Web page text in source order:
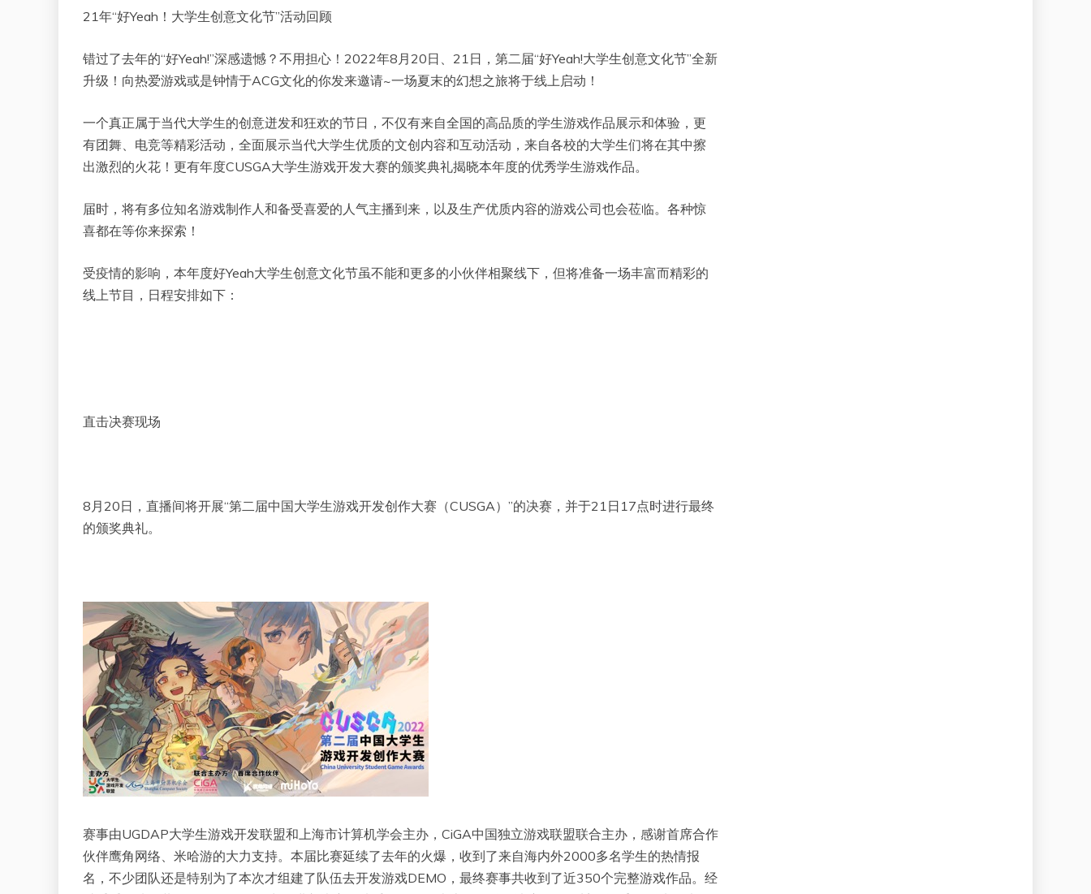
21年“好Yeah！大学生创意文化节”活动回顾
错过了去年的“好Yeah!”深感遗憾？不用担心！2022年8月20日、21日，第二届“好Yeah!大学生创意文化节”全新
升级！向热爱游戏或是钟情于ACG文化的你发来邀请~一场夏末的幻想之旅将于线上启动！
一个真正属于当代大学生的创意迸发和狂欢的节日，不仅有来自全国的高品质的学生游戏作品展示和体验，更
有团舞、电竞等精彩活动，全面展示当代大学生优质的文创内容和互动活动，来自各校的大学生们将在其中擦
出激烈的火花！更有年度CUSGA大学生游戏开发大赛的颁奖典礼揭晓本年度的优秀学生游戏作品。
届时，将有多位知名游戏制作人和备受喜爱的人气主播到来，以及生产优质内容的游戏公司也会莅临。各种惊
喜都在等你来探索！
受疫情的影响，本年度好Yeah大学生创意文化节虽不能和更多的小伙伴相聚线下，但将准备一场丰富而精彩的
线上节目，日程安排如下：
直击决赛现场
8月20日，直播间将开展“第二届中国大学生游戏开发创作大赛（CUSGA）”的决赛，并于21日17点时进行最终
的颁奖典礼。
赛事由UGDAP大学生游戏开发联盟和上海市计算机学会主办，CiGA中国独立游戏联盟联合主办，感谢首席合作
伙伴鹰角网络、米哈游的大力支持。本届比赛延续了去年的火爆，收到了来自海内外2000多名学生的热情报
名，不少团队还是特别为了本次才组建了队伍去开发游戏DEMO，最终赛事共收到了近350个完整游戏作品。经